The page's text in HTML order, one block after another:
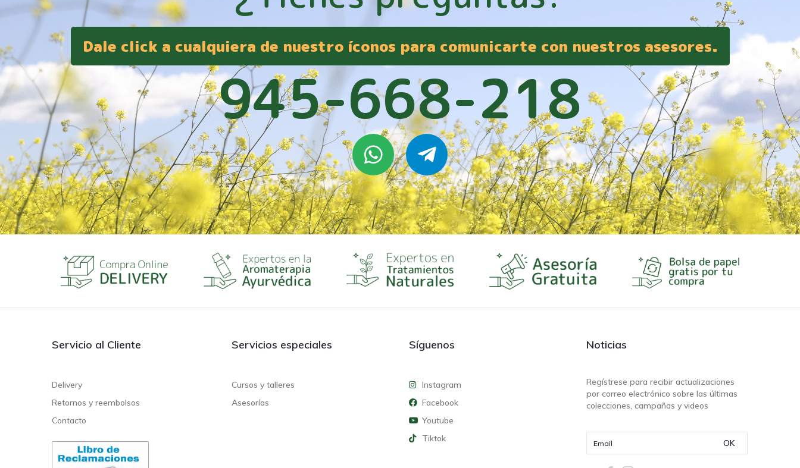
Dale click a cualquiera de nuestro íconos para comunicarte con nuestros asesores.
945-668-218
Servicio al Cliente
Delivery
Retornos y reembolsos
Contacto
Servicios especiales
Cursos y talleres
Asesorías
Síguenos
Instagram
Facebook
Youtube
Tiktok
Noticias
Regístrese para recibir actualizaciones
por correo electrónico sobre las últimas
colecciones, campañas y videos
OK